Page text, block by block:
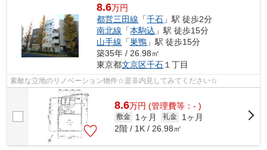
8.6万円
都営三田線 「千石 」駅 徒歩2分
南北線 「本駒込 」駅 徒歩15分
山手線 「巣鴨 」駅 徒歩15分
築35年 / 26.98㎡
東京都文京区千石 １丁目
素敵な立地のリノベーション物件☆是非内見してみてください☆
8.6万円 (管理費等：- )
敷金 1ヶ月 礼金
1ヶ月
2階 / 1K / 26.98㎡